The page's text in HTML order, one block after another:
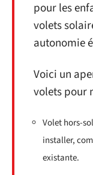
pour les
volets
autonomie
Voici un
volets pour
Volet hors-
installer,
existante.